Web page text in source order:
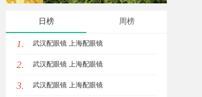
日榜 周榜
1. 武汉配眼镜 上海配眼镜
2. 武汉配眼镜 上海配眼镜
3. 武汉配眼镜 上海配眼镜